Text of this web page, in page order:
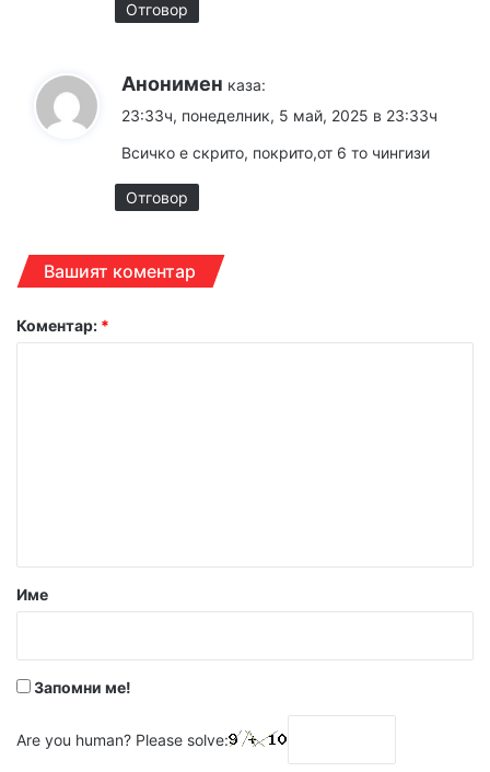
Отговор
Анонимен каза:
23:33ч, понеделник, 5 май, 2025 в 23:33ч
Всичко е скрито, покрито,от 6 то чингизи
Отговор
Вашият коментар
Коментар: *
Име
Запомни ме!
Are you human? Please solve: